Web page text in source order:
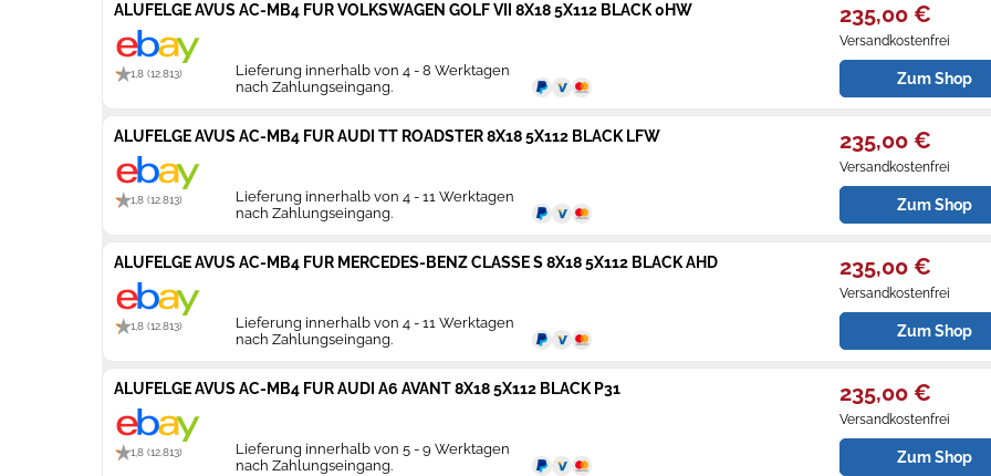
ALUFELGE AVUS AC-MB4 FUR VOLKSWAGEN GOLF VII 8X18 5X112 BLACK 0HW
1,8 (12.813)
Lieferung innerhalb von 4 - 8 Werktagen
nach Zahlungseingang.
235,00 €
Versandkostenfrei
Zum Shop
ALUFELGE AVUS AC-MB4 FUR AUDI TT ROADSTER 8X18 5X112 BLACK LFW
1,8 (12.813)
Lieferung innerhalb von 4 - 11 Werktagen
nach Zahlungseingang.
235,00 €
Versandkostenfrei
Zum Shop
ALUFELGE AVUS AC-MB4 FUR MERCEDES-BENZ CLASSE S 8X18 5X112 BLACK AHD
1,8 (12.813)
Lieferung innerhalb von 4 - 11 Werktagen
nach Zahlungseingang.
235,00 €
Versandkostenfrei
Zum Shop
ALUFELGE AVUS AC-MB4 FUR AUDI A6 AVANT 8X18 5X112 BLACK P31
1,8 (12.813)
Lieferung innerhalb von 5 - 9 Werktagen
nach Zahlungseingang.
235,00 €
Versandkostenfrei
Zum Shop